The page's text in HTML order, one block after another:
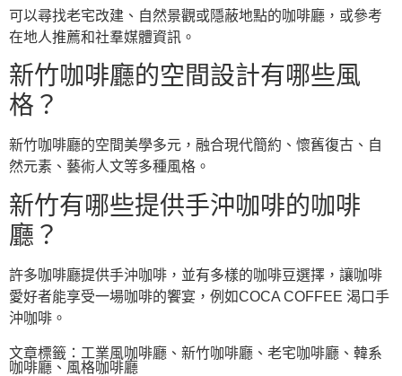
可以尋找老宅改建、自然景觀或隱蔽地點的咖啡廳，或參考
在地人推薦和社羣媒體資訊。
新竹咖啡廳的空間設計有哪些風
格？
新竹咖啡廳的空間美學多元，融合現代簡約、懷舊復古、自
然元素、藝術人文等多種風格。
新竹有哪些提供手沖咖啡的咖啡
廳？
許多咖啡廳提供手沖咖啡，並有多樣的咖啡豆選擇，讓咖啡
愛好者能享受一場咖啡的饗宴，例如COCA COFFEE 渴口手
沖咖啡。
文章標籤： 工業風咖啡廳 、 新竹咖啡廳 、 老宅咖啡廳 、 韓系
咖啡廳 、 風格咖啡廳